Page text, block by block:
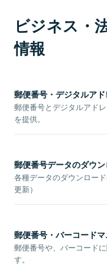
ビジネス・
情報
郵便番号・デジタルア
郵便番号とデジタルアド
を提供。
郵便番号データのダウ
各種データのダウンロー
更新）
郵便番号・バーコード
郵便番号や、バーコード
す。